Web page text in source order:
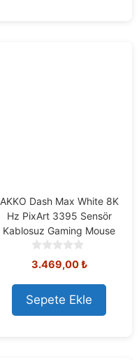
AKKO Dash Max White 8K
Hz PixArt 3395 Sensör
Kablosuz Gaming Mouse
0
o
u
t
o
f
3.469,00₺
Sepete Ekle